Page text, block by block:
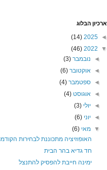
ארכיון הבלוג
◄
2025
(14)
▼
2022
(46)
◄ נובמבר(3)
◄ אוקטובר(6)
◄ספטמבר(4)
◄ אוגוסט(4)
◄ יולי(3)
◄ יוני(6)
▼מאי(6)
האופוזיציה מתכוננת לבחירות
חד גדיא בהר הבית
ימינה חייבת להפסיק להתנצל